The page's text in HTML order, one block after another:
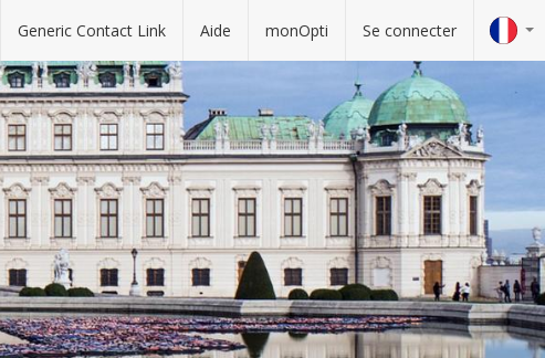
Generic Contact Link Aide monOpti Se connecter